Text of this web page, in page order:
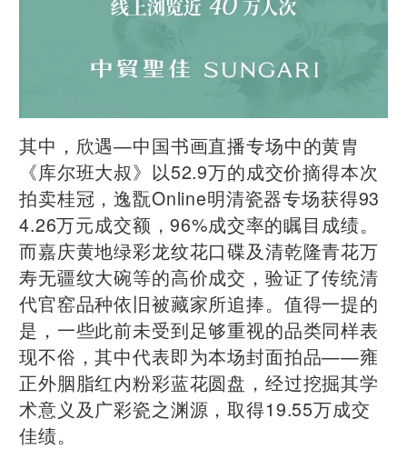
其中，欣遇—中国书画直播专场中的黄胄
《库尔班大叔》以52.9万的成交价摘得本次
拍卖桂冠，逸翫Online明清瓷器专场获得93
4.26万元成交额，96%成交率的瞩目成绩。
而嘉庆黄地绿彩龙纹花口碟及清乾隆青花万
寿无疆纹大碗等的高价成交，验证了传统清
代官窑品种依旧被藏家所追捧。值得一提的
是，一些此前未受到足够重视的品类同样表
现不俗，其中代表即为本场封面拍品——雍
正外胭脂红内粉彩蓝花圆盘，经过挖掘其学
术意义及广彩瓷之渊源，取得19.55万成交
佳绩。